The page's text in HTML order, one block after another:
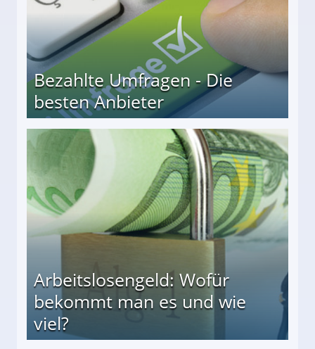
Bezahlte Umfragen - Die
besten Anbieter
Arbeitslosengeld: Wofür
bekommt man es und wie
viel?